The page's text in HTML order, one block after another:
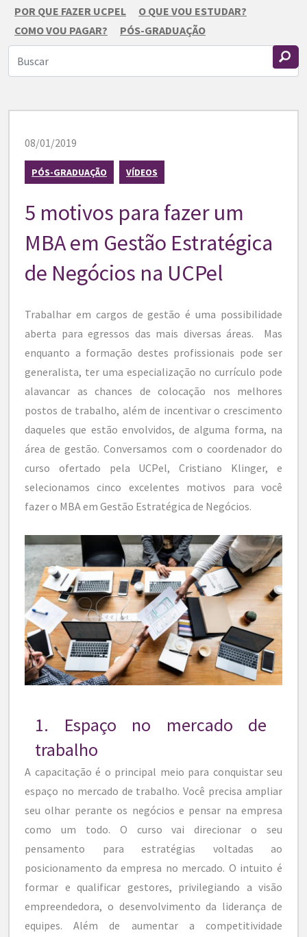
POR QUE FAZER UCPEL
O QUE VOU ESTUDAR?
COMO VOU PAGAR?
PÓS-GRADUAÇÃO
08/01/2019
PÓS-GRADUAÇÃO VÍDEOS
5 motivos para fazer um
MBA em Gestão Estratégica
de Negócios na UCPel
Trabalhar em cargos de gestão é uma possibilidade
aberta para egressos das mais diversas áreas. Mas
enquanto a formação destes profissionais pode ser
generalista, ter uma especialização no currículo pode
alavancar as chances de colocação nos melhores
postos de trabalho, além de incentivar o crescimento
daqueles que estão envolvidos, de alguma forma, na
área de gestão. Conversamos com o coordenador do
curso ofertado pela UCPel, Cristiano Klinger, e
selecionamos cinco excelentes motivos para você
fazer o MBA em Gestão Estratégica de Negócios.
1. Espaço no mercado de
trabalho
A capacitação é o principal meio para conquistar seu
espaço no mercado de trabalho. Você precisa ampliar
seu olhar perante os negócios e pensar na empresa
como um todo. O curso vai direcionar o seu
pensamento para estratégias voltadas ao
posicionamento da empresa no mercado. O intuito é
formar e qualificar gestores, privilegiando a visão
empreendedora, o desenvolvimento da liderança de
equipes. Além de aumentar a competitividade